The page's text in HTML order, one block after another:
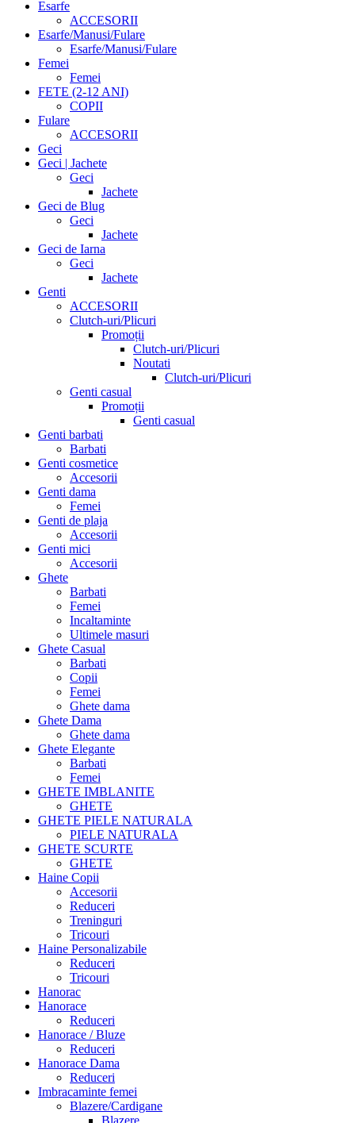
Esarfe
ACCESORII
Esarfe/Manusi/Fulare
Esarfe/Manusi/Fulare
Femei
Femei
FETE (2-12 ANI)
COPII
Fulare
ACCESORII
Geci
Geci | Jachete
Geci
Jachete
Geci de Blug
Geci
Jachete
Geci de Iarna
Geci
Jachete
Genti
ACCESORII
Clutch-uri/Plicuri
Promoții
Clutch-uri/Plicuri
Noutati
Clutch-uri/Plicuri
Genti casual
Promoții
Genti casual
Genti barbati
Barbati
Genti cosmetice
Accesorii
Genti dama
Femei
Genti de plaja
Accesorii
Genti mici
Accesorii
Ghete
Barbati
Femei
Incaltaminte
Ultimele masuri
Ghete Casual
Barbati
Copii
Femei
Ghete dama
Ghete Dama
Ghete dama
Ghete Elegante
Barbati
Femei
GHETE IMBLANITE
GHETE
GHETE PIELE NATURALA
PIELE NATURALA
GHETE SCURTE
GHETE
Haine Copii
Accesorii
Reduceri
Treninguri
Tricouri
Haine Personalizabile
Reduceri
Tricouri
Hanorac
Hanorace
Reduceri
Hanorace / Bluze
Reduceri
Hanorace Dama
Reduceri
Imbracaminte femei
Blazere/Cardigane
Blazere